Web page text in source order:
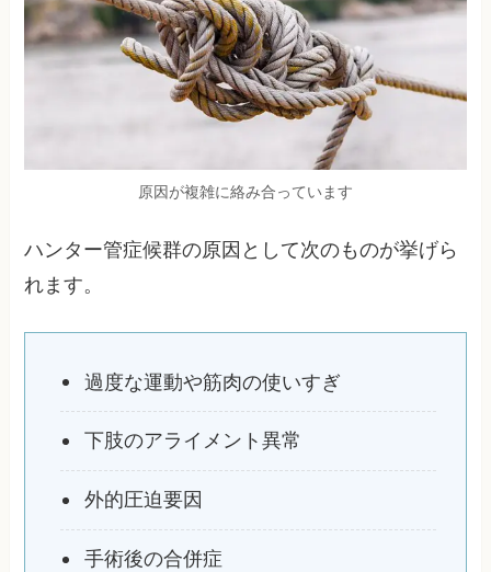
原因が複雑に絡み合っています
ハンター管症候群の原因として次のものが挙げら
れます。
過度な運動や筋肉の使いすぎ
下肢のアライメント異常
外的圧迫要因
手術後の合併症